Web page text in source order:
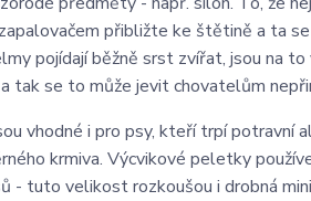
přibližte ke štětině a ta
pojídají běžně srst zvířat, jsou na
tak se to může jevit chovatelům
vhodné i pro psy, kteří trpí potravní
krmiva. Výcvikové peletky
- tuto velikost rozkoušou i drobná